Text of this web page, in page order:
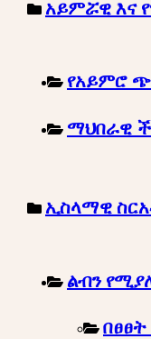
አይምሯዊ እና
የአይምሮ
ማህበራዊ
ኢስላማዊ
ልብን